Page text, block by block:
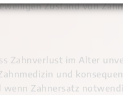
Zustand von
Zahnverlust im Alter
und
wenn Zahnersatz